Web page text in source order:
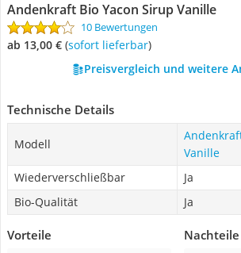
Andenkraft Bio Yacon Sirup Vanille
10 Bewertungen
ab 13,00 € ( Sofort lieferbar)
Preisvergleich und weitere
Technische Details
Modell
Vanille
Wiederverschließbar
Ja
Bio-Qualität
Ja
Vorteile Nachteile